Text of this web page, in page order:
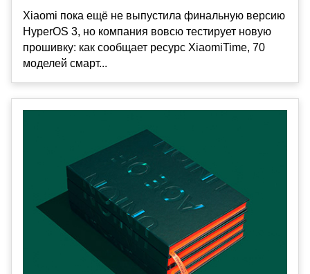
Xiaomi пока ещё не выпустила финальную версию
HyperOS 3, но компания вовсю тестирует новую
прошивку: как сообщает ресурс XiaomiTime, 70
моделей смарт...